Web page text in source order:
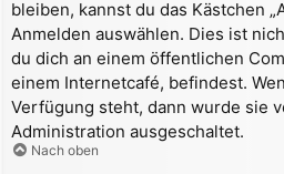
bleiben, kannst du das Kästchen
Anmelden auswählen. Dies ist
du dich an einem öffentlichen
einem Internetcafé, befindest.
Verfügung steht, dann wurde sie
Administration ausgeschaltet.
Nach oben